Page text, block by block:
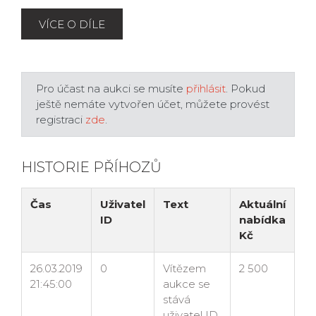
VÍCE O DÍLE
Pro účast na aukci se musíte přihlásit. Pokud
ještě nemáte vytvořen účet, můžete provést
registraci zde.
HISTORIE PŘÍHOZŮ